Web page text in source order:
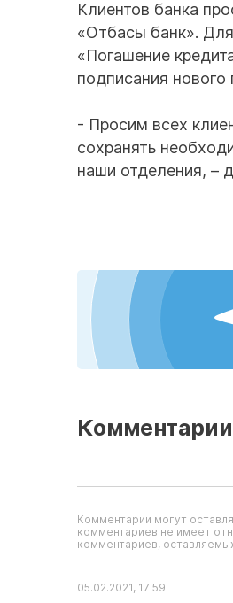
Клиентов банка
«Отбасы банк».
«Погашение
подписания нового
- Просим всех
сохранять
наши отделения, –
Комментарии
Комментарии могут
комментариев не имеет
комментариев,
05.02.2021, 17:59